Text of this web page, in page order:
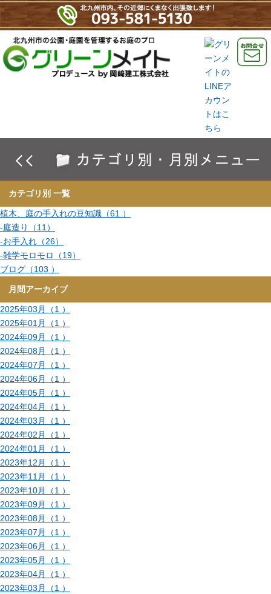
カテゴリ別 一覧
植木、庭の手入れの豆知識（61 ）
-庭造り（11）
-お手入れ（26）
-雑学モロモロ（19）
ブログ（103 ）
月間アーカイブ
2025年03月（1 ）
2025年01月（1 ）
2024年09月（1 ）
2024年08月（1 ）
2024年07月（1 ）
2024年06月（1 ）
2024年05月（1 ）
2024年04月（1 ）
2024年03月（1 ）
2024年02月（1 ）
2024年01月（1 ）
2023年12月（1 ）
2023年11月（1 ）
2023年10月（1 ）
2023年09月（1 ）
2023年08月（1 ）
2023年07月（1 ）
2023年06月（1 ）
2023年05月（1 ）
2023年04月（1 ）
2023年03月（1 ）